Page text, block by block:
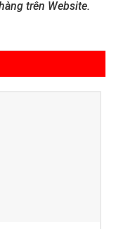
trên Website.